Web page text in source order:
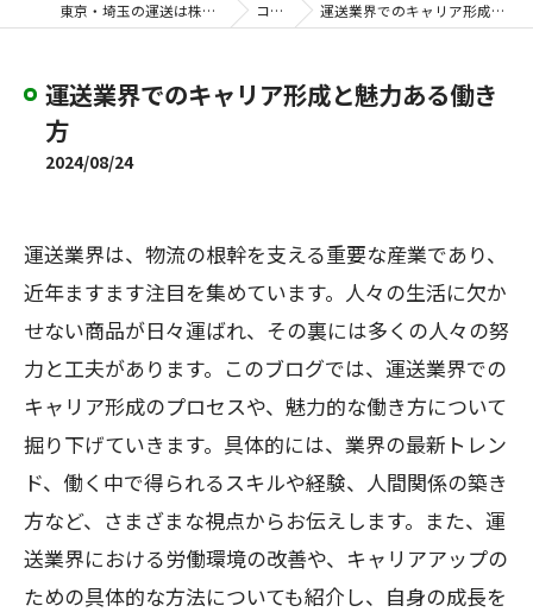
東京・埼玉の運送は株式会社斉藤商事 コラム 運送業界でのキャリア形成と魅力ある働き方
運送業界でのキャリア形成と魅力ある働き
方
2024/08/24
運送業界は、物流の根幹を支える重要な産業であり、
近年ますます注目を集めています。人々の生活に欠か
せない商品が日々運ばれ、その裏には多くの人々の努
力と工夫があります。このブログでは、運送業界での
キャリア形成のプロセスや、魅力的な働き方について
掘り下げていきます。具体的には、業界の最新トレン
ド、働く中で得られるスキルや経験、人間関係の築き
方など、さまざまな視点からお伝えします。また、運
送業界における労働環境の改善や、キャリアアップの
ための具体的な方法についても紹介し、自身の成長を